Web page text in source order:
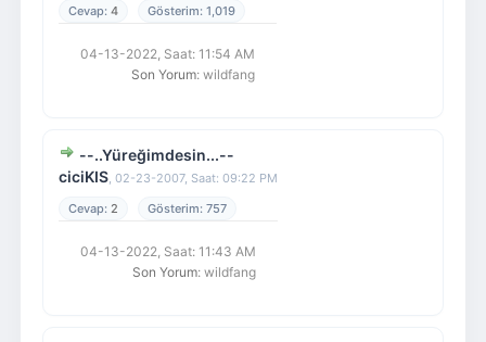
4
1,019
04-13-2022, Saat: 11:54 AM
Son Yorum: wildfang
--..Yüreğimdesin...--
ciciKIS, 02-23-2007, Saat: 09:22 PM
2
757
04-13-2022, Saat: 11:43 AM
Son Yorum: wildfang